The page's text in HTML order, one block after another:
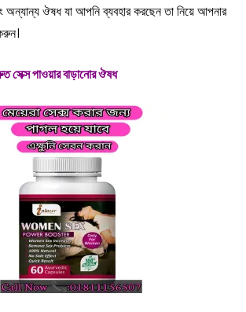
অন্যান্য ঔষধ যা আপনি ব্যবহার করছেন তা নিয়ে আপনার
সেক্স পাওয়ার বাড়ানোর ঔষধ